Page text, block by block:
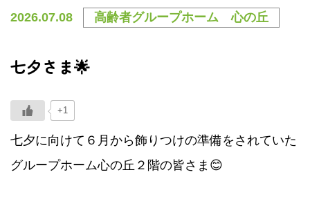
2026.07.08 高齢者グループホーム 心の丘
七夕さま🌟
+1
七夕に向けて６月から飾りつけの準備をされていた
グループホーム心の丘２階の皆さま😊